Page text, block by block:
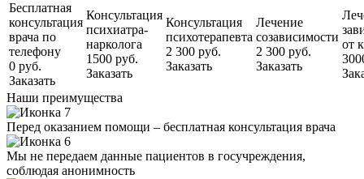
Бесплатная
консультация
врача по
телефону
0 руб.
Заказать
Консультация
психиатра-
нарколога
1500 руб.
Заказать
Консультация
психотерапевта
2 300 руб.
Заказать
Лечение
созависимости
2 300 руб.
Заказать
от
Наши преимущества
Перед оказанием помощи – бесплатная консультация врача
Мы не передаем данные пациентов в госучреждения,
соблюдая анонимность